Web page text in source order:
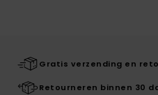
Gratis verzending en
Retourneren binnen 30